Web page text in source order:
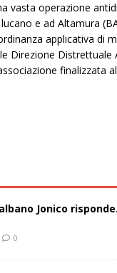
vasta operazione
e ad Altamura
applicativa di
Direzione
finalizzata
Jonico
0